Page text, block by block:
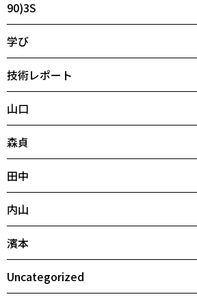
90)3S
学び
技術レポート
山口
森貞
田中
内山
濱本
Uncategorized